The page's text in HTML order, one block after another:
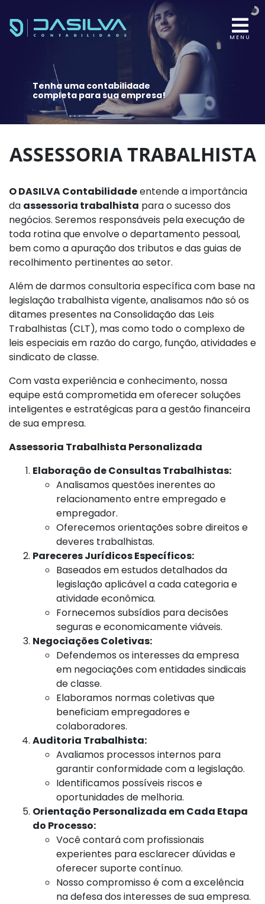
MENU
Tenha uma contabilidade
completa para sua empresa!
ASSESSORIA TRABALHISTA
O DASILVA Contabilidadeentende a importância
da assessoria trabalhista para o sucesso dos
negócios. Seremos responsáveis pela execução de
toda rotina que envolve o departamento pessoal,
bem como a apuração dos tributos e das guias de
recolhimento pertinentes ao setor.
Além de darmos consultoria específica com base na
legislação trabalhista vigente, analisamos não só os
ditames presentes na Consolidação das Leis
Trabalhistas (CLT), mas como todo o complexo de
leis especiais em razão do cargo, função, atividades e
sindicato de classe.
Com vasta experiência e conhecimento, nossa
equipe está comprometida em oferecer soluções
inteligentes e estratégicas para a gestão financeira
de sua empresa.
Assessoria Trabalhista Personalizada
Elaboração de Consultas Trabalhistas:
Analisamos questões inerentes ao
relacionamento entre empregado e
empregador.
Oferecemos orientações sobre direitos e
deveres trabalhistas.
Pareceres Jurídicos Específicos:
Baseados em estudos detalhados da
legislação aplicável a cada categoria e
atividade econômica.
Fornecemos subsídios para decisões
seguras e economicamente viáveis.
Negociações Coletivas:
Defendemos os interesses da empresa
em negociações com entidades sindicais
de classe.
Elaboramos normas coletivas que
beneficiam empregadores e
colaboradores.
Auditoria Trabalhista:
Avaliamos processos internos para
garantir conformidade com a legislação.
Identificamos possíveis riscos e
oportunidades de melhoria.
Orientação Personalizada em Cada Etapa
do Processo:
Você contará com profissionais
experientes para esclarecer dúvidas e
oferecer suporte contínuo.
Nosso compromisso é com a excelência
na defesa dos interesses de sua empresa.